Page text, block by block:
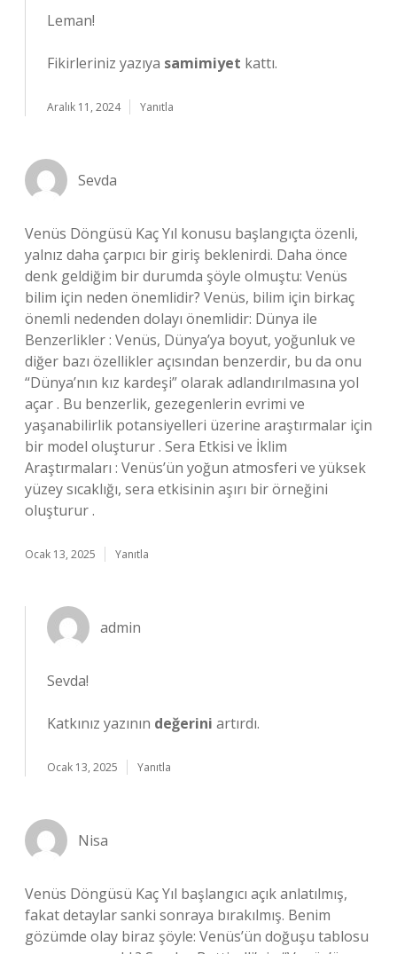
Leman!
Fikirleriniz yazıya samimiyet kattı.
Aralık 11, 2024 Yanıtla
Sevda
Venüs Döngüsü Kaç Yıl konusu başlangıçta özenli,
yalnız daha çarpıcı bir giriş beklenirdi. Daha önce
denk geldiğim bir durumda şöyle olmuştu: Venüs
bilim için neden önemlidir? Venüs, bilim için birkaç
önemli nedenden dolayı önemlidir: Dünya ile
Benzerlikler : Venüs, Dünya’ya boyut, yoğunluk ve
diğer bazı özellikler açısından benzerdir, bu da onu
“Dünya’nın kız kardeşi” olarak adlandırılmasına yol
açar . Bu benzerlik, gezegenlerin evrimi ve
yaşanabilirlik potansiyelleri üzerine araştırmalar için
bir model oluşturur . Sera Etkisi ve İklim
Araştırmaları : Venüs’ün yoğun atmosferi ve yüksek
yüzey sıcaklığı, sera etkisinin aşırı bir örneğini
oluşturur .
Ocak 13, 2025 Yanıtla
admin
Sevda!
Katkınız yazının değerini artırdı.
Ocak 13, 2025 Yanıtla
Nisa
Venüs Döngüsü Kaç Yıl başlangıcı açık anlatılmış,
fakat detaylar sanki sonraya bırakılmış. Benim
gözümde olay biraz şöyle: Venüs’ün doğuşu tablosu